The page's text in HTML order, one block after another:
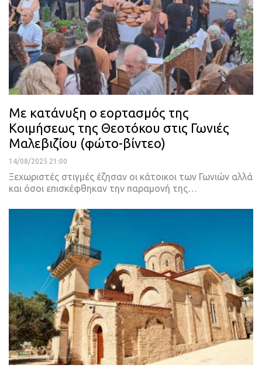
Με κατάνυξη ο εορτασμός της
Κοιμήσεως της Θεοτόκου στις Γωνιές
Μαλεβιζίου (φώτο-βίντεο)
14/08/2025 21:00
Ξεχωριστές στιγμές έζησαν οι κάτοικοι των Γωνιών αλλά
και όσοι επισκέφθηκαν την παραμονή της…